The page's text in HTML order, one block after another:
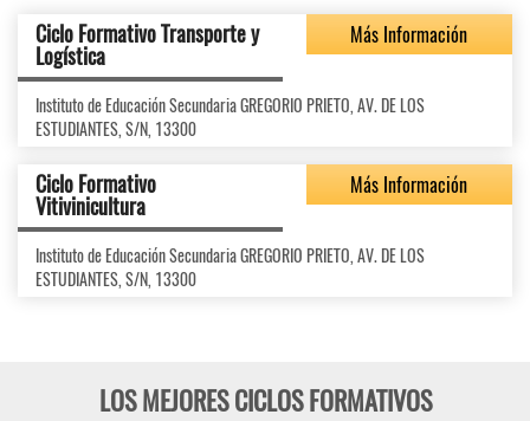
Ciclo Formativo Transporte y
Logística
Más Información
Instituto de Educación Secundaria GREGORIO PRIETO, AV. DE LOS
ESTUDIANTES, S/N, 13300
Ciclo Formativo
Vitivinicultura
Más Información
Instituto de Educación Secundaria GREGORIO PRIETO, AV. DE LOS
ESTUDIANTES, S/N, 13300
LOS MEJORES CICLOS FORMATIVOS